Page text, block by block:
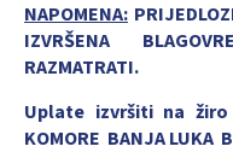
NAPOMENA:
IZVRŠENA
RAZMATRATI.
Uplate izvršiti na žiro
KOMORE BANJA LUKA